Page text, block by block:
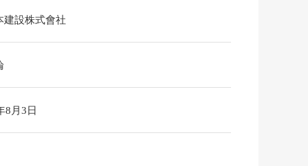
建設株式會社
8月3日